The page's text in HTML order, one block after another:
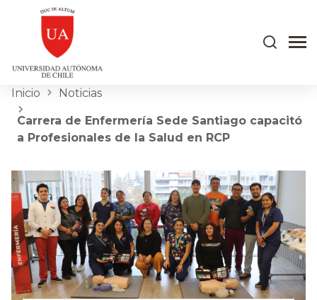
Inicio Noticias
Carrera de Enfermería Sede Santiago capacitó
a Profesionales de la Salud en RCP